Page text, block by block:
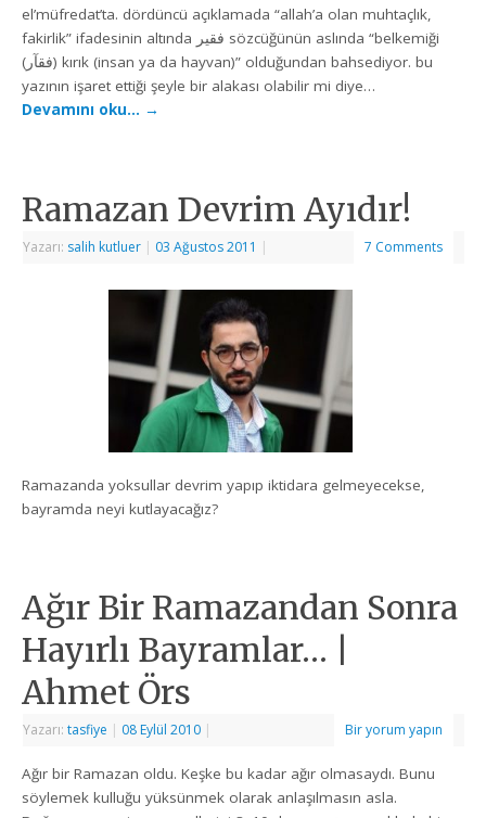
el’müfredat’ta. dördüncü açıklamada “allah’a olan muhtaçlık,
fakirlik” ifadesinin altında فقير sözcüğünün aslında “belkemiği
(فقآر) kırık (insan ya da hayvan)” olduğundan bahsediyor. bu
yazının işaret ettiği şeyle bir alakası olabilir mi diye…
Devamını oku… →
Ramazan Devrim Ayıdır!
Yazarı: salih kutluer | 03 Ağustos 2011 | 7 Comments
Ramazanda yoksullar devrim yapıp iktidara gelmeyecekse,
bayramda neyi kutlayacağız?
Ağır Bir Ramazandan Sonra
Hayırlı Bayramlar… |
Ahmet Örs
Yazarı:tasfiye | 08 Eylül 2010 | Bir yorum yapın
Ağır bir Ramazan oldu. Keşke bu kadar ağır olmasaydı. Bunu
söylemek kulluğu yüksünmek olarak anlaşılmasın asla.